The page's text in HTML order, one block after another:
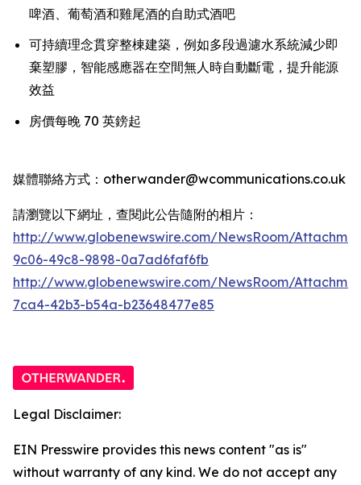
啤酒、葡萄酒和雞尾酒的自助式酒吧
可持續理念貫穿整棟建築，例如多段過濾水系統減少即
棄塑膠，智能感應器在空間無人時自動斷電，提升能源
效益
房價每晚 70 英鎊起
媒體聯絡方式：otherwander@wcommunications.co.uk
請瀏覽以下網址，查閱此公告隨附的相片：
http://www.globenewswire.com/NewsRoom/
9c06-49c8-9898-0a7ad6faf6fb
http://www.globenewswire.com/NewsRoom/
7ca4-42b3-b54a-b23648477e85
Legal Disclaimer:
EIN Presswire provides this news content "as is"
without warranty of any kind. We do not accept any